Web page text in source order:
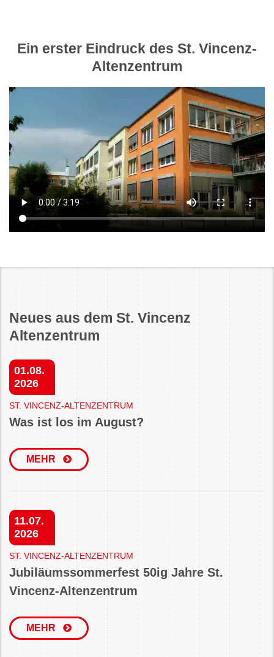
Ein erster Eindruck des St. Vincenz-
Altenzentrum
Neues aus dem St. Vincenz
Altenzentrum
01.08.
2026
ST. VINCENZ-ALTENZENTRUM
Was ist los im August?
MEHR
11.07.
2026
ST. VINCENZ-ALTENZENTRUM
Jubiläumssommerfest 50ig Jahre St.
Vincenz-Altenzentrum
MEHR